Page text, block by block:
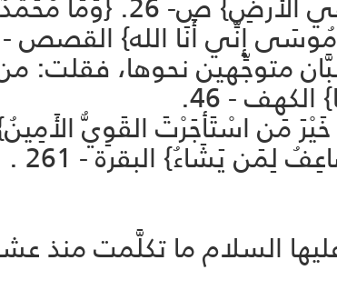
متوجِّهين نحوها، فقلت:
- 46.
مَن اسْتَأجَرْتَ القَوِيُّ
يَشَاءُ} البقرة - 261 .
السلام ما تكلَّمت منذ